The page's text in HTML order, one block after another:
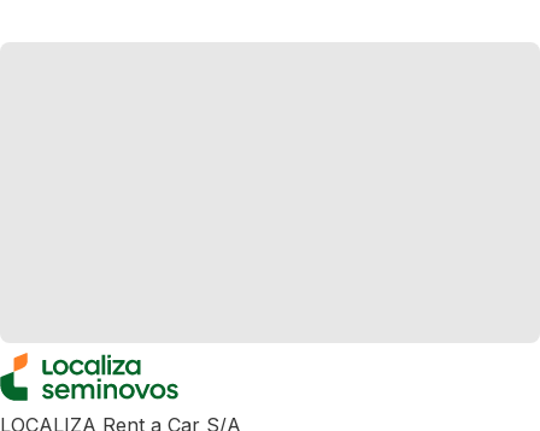
LOCALIZA Rent a Car S/A